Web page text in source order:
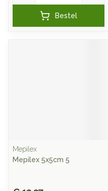
Bestel
Mepilex
Mepilex 5x5cm 5